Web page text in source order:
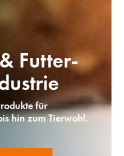
Futter­
für
hin zum Tierwohl.